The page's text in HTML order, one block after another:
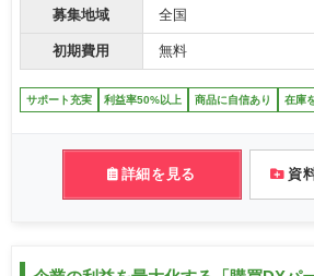
募集地域 全国
初期費用 無料
サポート充実 利益率50%以上 商品に自信あり 在庫
詳細を見る 資